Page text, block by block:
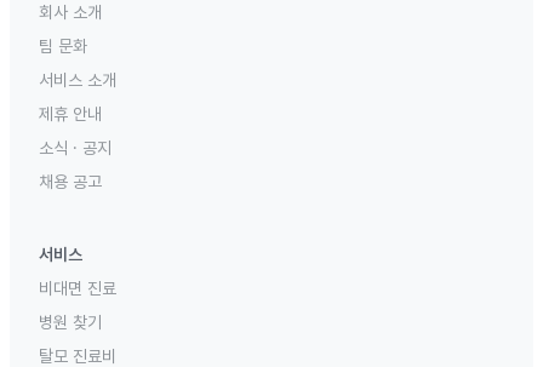
회사 소개
팀 문화
서비스 소개
제휴 안내
소식 · 공지
채용 공고
서비스
비대면 진료
병원 찾기
탈모 진료비